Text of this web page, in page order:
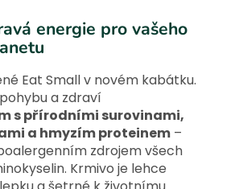
energie pro vašeho
Eat Small v novém kabátku.
a zdraví
s přírodními surovinami,
a hmyzím proteinem –
zdrojem všech
Krmivo je lehce